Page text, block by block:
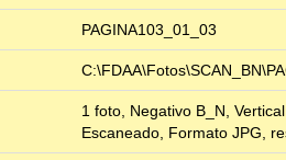
PAGINA103_01_03
1 foto, Negativo B_N, Vertical
Escaneado, Formato JPG,